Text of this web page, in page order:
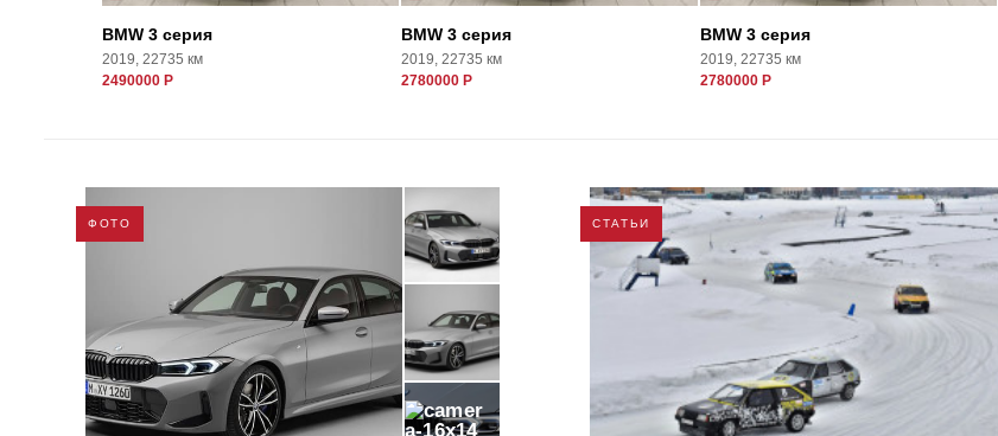
BMW 3 серия
2019, 22735 км
2490000 Р
BMW 3 серия
2019, 22735 км
2780000 Р
BMW 3 серия
2019, 22735 км
2780000 Р
ФОТО СТАТЬИ